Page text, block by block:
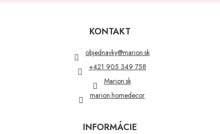
KONTAKT
objednavky@marion.sk
+421 905 349 758
Marion.sk
marion.homedecor
INFORMÁCIE